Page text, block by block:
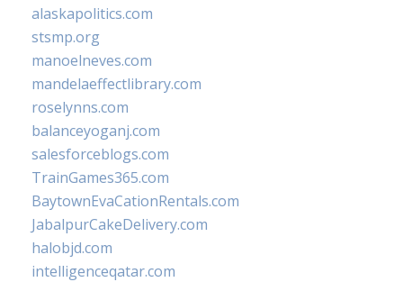
alaskapolitics.com
stsmp.org
manoelneves.com
mandelaeffectlibrary.com
roselynns.com
balanceyoganj.com
salesforceblogs.com
TrainGames365.com
BaytownEvaCationRentals.com
JabalpurCakeDelivery.com
halobjd.com
intelligenceqatar.com